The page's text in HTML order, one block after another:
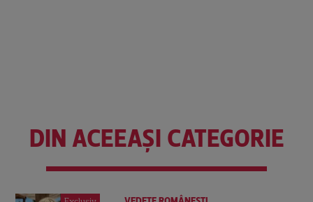
DIN ACEEAȘI CATEGORIE